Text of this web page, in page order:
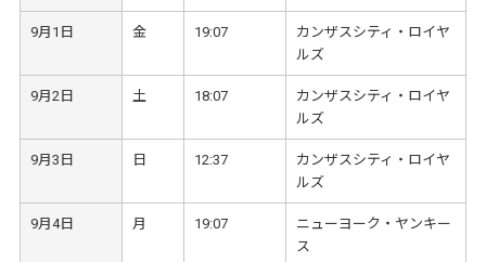
9月1日 金 19:07
カンザスシティ・ロイヤ
ルズ
9月2日 土 18:07
カンザスシティ・ロイヤ
ルズ
9月3日 日 12:37
カンザスシティ・ロイヤ
ルズ
9月4日 月 19:07
ニューヨーク・ヤンキー
ス